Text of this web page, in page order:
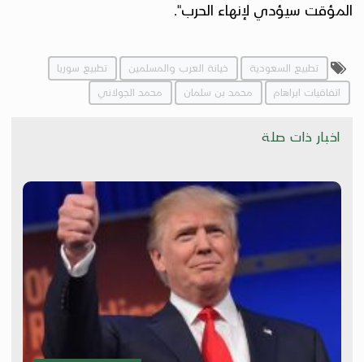
المؤقت سيؤدي لإنهاء الحرب".
تطبيع السعودية خيانة العرب والمسلمين
تطبيع سوريا
اتفاقيات ابراهام
محمد بن سلمان محمد الجولاني
اخبار ذات صلة